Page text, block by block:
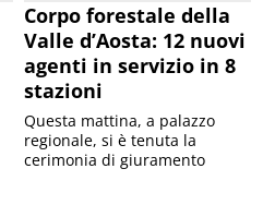
Corpo forestale della
Valle d’Aosta: 12 nuovi
agenti in servizio in 8
stazioni
Questa mattina, a palazzo
regionale, si è tenuta la
cerimonia di giuramento